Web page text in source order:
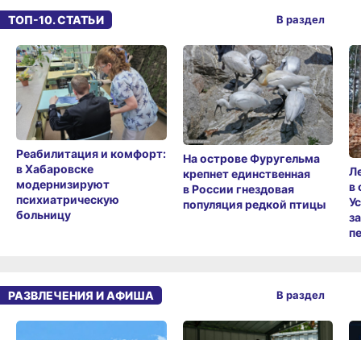
ТОП-10. СТАТЬИ
Реабилитация и комфорт:
в Хабаровске
модернизируют
психиатрическую
больницу
На острове Фуругельма
крепнет единственная
в России гнездовая
популяция редкой птицы
в
В раздел
РАЗВЛЕЧЕНИЯ И АФИША В раздел